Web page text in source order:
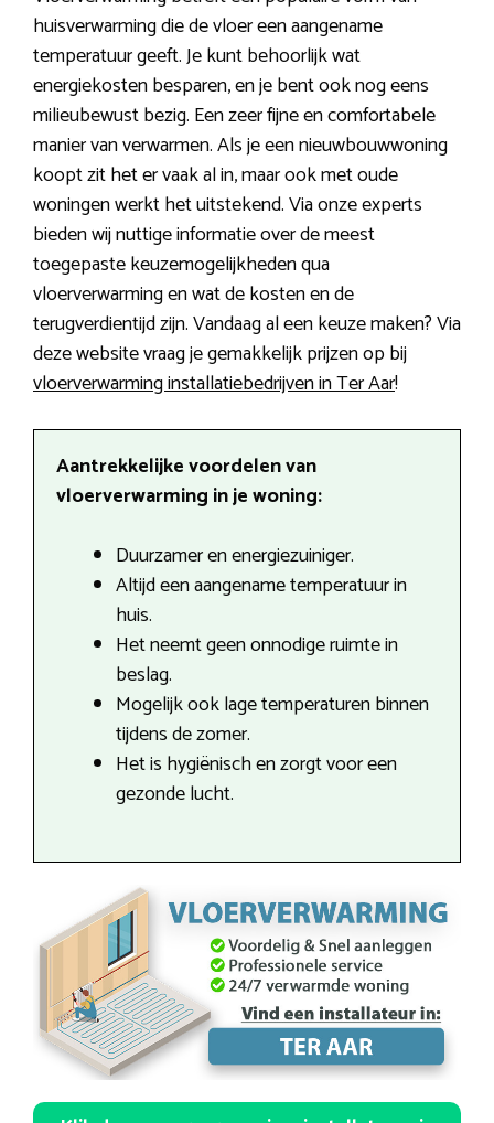
huisverwarming die de vloer een aangename
temperatuur geeft. Je kunt behoorlijk wat
energiekosten besparen, en je bent ook nog eens
milieubewust bezig. Een zeer fijne en comfortabele
manier van verwarmen. Als je een nieuwbouwwoning
koopt zit het er vaak al in, maar ook met oude
woningen werkt het uitstekend. Via onze experts
bieden wij nuttige informatie over de meest
toegepaste keuzemogelijkheden qua
vloerverwarming en wat de kosten en de
terugverdientijd zijn. Vandaag al een keuze maken? Via
deze website vraag je gemakkelijk prijzen op bij
vloerverwarming installatiebedrijven in Ter Aar!
Aantrekkelijke voordelen van
vloerverwarming in je woning:
Duurzamer en energiezuiniger.
Altijd een aangename temperatuur in
huis.
Het neemt geen onnodige ruimte in
beslag.
Mogelijk ook lage temperaturen binnen
tijdens de zomer.
Het is hygiënisch en zorgt voor een
gezonde lucht.